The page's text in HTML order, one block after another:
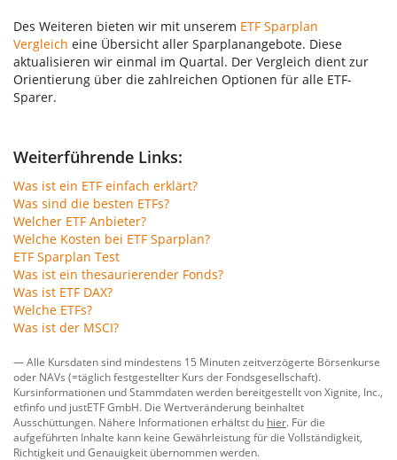
Des Weiteren bieten wir mit unserem ETF Sparplan
Vergleich eine Übersicht aller Sparplanangebote. Diese
aktualisieren wir einmal im Quartal. Der Vergleich dient zur
Orientierung über die zahlreichen Optionen für alle ETF-
Sparer.
Weiterführende Links:
Was ist ein ETF einfach erklärt?
Was sind die besten ETFs?
Welcher ETF Anbieter?
Welche Kosten bei ETF Sparplan?
ETF Sparplan Test
Was ist ein thesaurierender Fonds?
Was ist ETF DAX?
Welche ETFs?
Was ist der MSCI?
— Alle Kursdaten sind mindestens 15 Minuten zeitverzögerte Börsenkurse
oder NAVs (=täglich festgestellter Kurs der Fondsgesellschaft).
Kursinformationen und Stammdaten werden bereitgestellt vonXignite, Inc.
etfinfo und justETF GmbH. Die Wertveränderung beinhaltet
Ausschüttungen. Nähere Informationen erhältst du hier. Für die
aufgeführten Inhalte kann keine Gewährleistung für die Vollständigkeit,
Richtigkeit und Genauigkeit übernommen werden.